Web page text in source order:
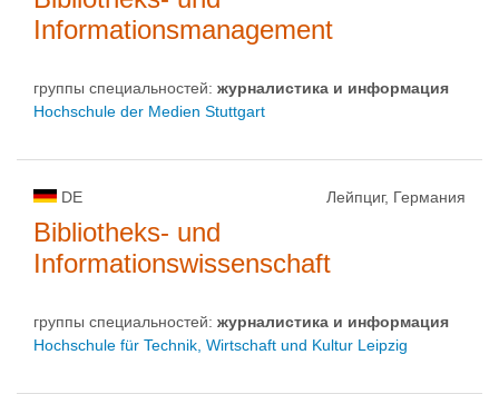
Informationsmanagement
группы специальностей: журналистика и информация
Hochschule der Medien Stuttgart
DE Лейпциг, Германия
Bibliotheks- und
Informationswissenschaft
группы специальностей: журналистика и информация
Hochschule für Technik, Wirtschaft und Kultur Leipzig